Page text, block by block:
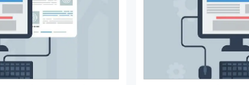
Bigger Picture 模塊 搜